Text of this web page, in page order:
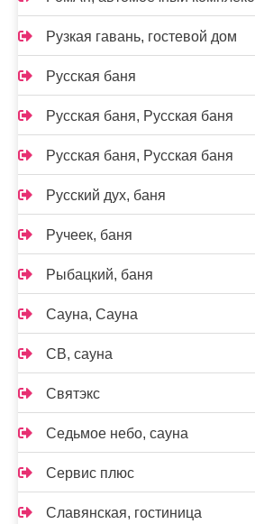
Рузкая гавань, гостевой дом
Русская баня
Русская баня, Русская баня
Русская баня, Русская баня
Русский дух, баня
Ручеек, баня
Рыбацкий, баня
Сауна, Сауна
СВ, сауна
Святэкс
Седьмое небо, сауна
Сервис плюс
Славянская, гостиница